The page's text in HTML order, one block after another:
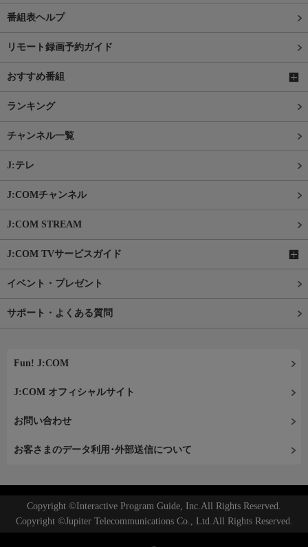
番組表ヘルプ
リモート録画予約ガイド
おすすめ番組
ランキング
チャンネル一覧
J:テレ
J:COMチャンネル
J:COM STREAM
J:COM TVサービスガイド
イベント・プレゼント
サポート・よくある質問
Fun! J:COM
J:COM オフィシャルサイト
お問い合わせ
お客さまのデータ利用･外部送信について
Copyright ©Interactive Program Guide, Inc.All Rights Reserved.
Copyright ©Jupiter Telecommunications Co., Ltd.All Rights Reserved.